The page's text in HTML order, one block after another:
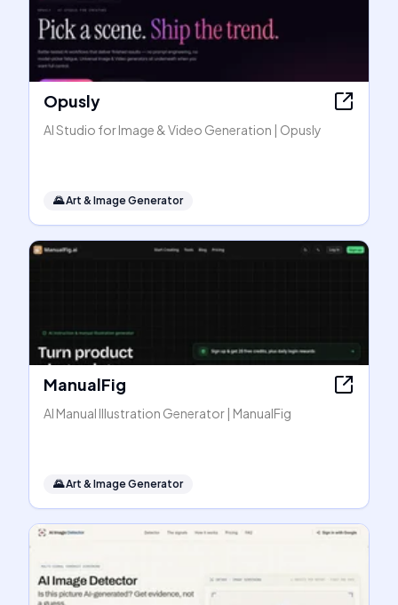
Opusly
AI Studio for Image & Video Generation | Opusly
🌄Art & Image Generator
ManualFig
AI Manual Illustration Generator | ManualFig
🌄Art & Image Generator